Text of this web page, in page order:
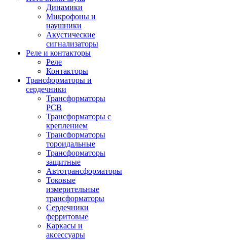
Динамики
Микрофоны и
наушники
Акустические
сигнализаторы
Реле и контакторы
Реле
Контакторы
Трансформаторы и
сердечники
Трансформаторы
PCB
Трансформаторы с
креплением
Трансформаторы
тороидальные
Трансформаторы
защитные
Автотрансформаторы
Токовые
измерительные
трансформаторы
Сердечники
ферритовые
Каркасы и
аксессуары